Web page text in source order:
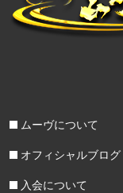
ムーヴについて
オフィシャルブログ
入会について